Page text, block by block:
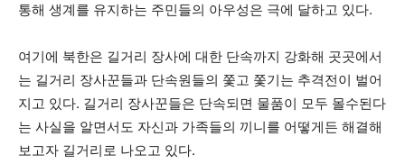
통해 생계를 유지하는 주민들의 아우성은 극에 달하고 있다.
여기에 북한은 길거리 장사에 대한 단속까지 강화해 곳곳에서
는 길거리 장사꾼들과 단속원들의 쫓고 쫓기는 추격전이 벌어
지고 있다. 길거리 장사꾼들은 단속되면 물품이 모두 몰수된다
는 사실을 알면서도 자신과 가족들의 끼니를 어떻게든 해결해
보고자 길거리로 나오고 있다.